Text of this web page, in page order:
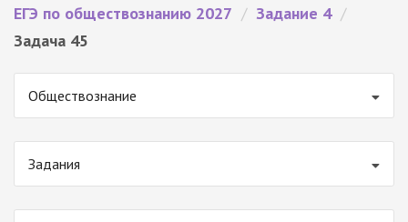
ЕГЭ по обществознанию 2027 / Задание 4 /
Задача 45
Обществознание
Задания